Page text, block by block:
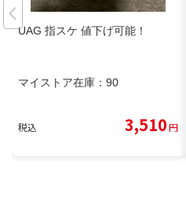
UAG 指スケ 値下げ可能！
マイストア在庫： 90
税込 3,510円